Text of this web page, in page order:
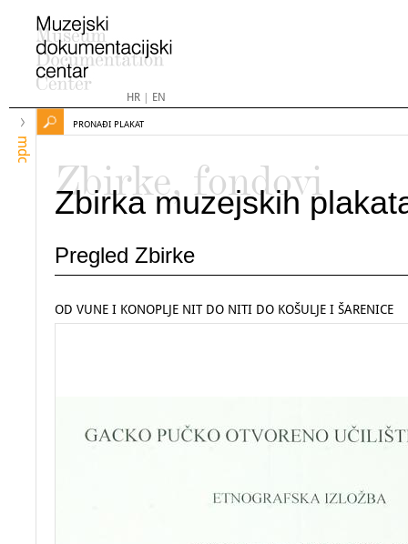
HR| EN
mdc
PRONAĐI PLAKAT
Zbirke, fondovi
Zbirka muzejskih
Pregled Zbirke
OD VUNE I KONOPLJE NIT DO NITI DO KOŠULJE I ŠARENICE